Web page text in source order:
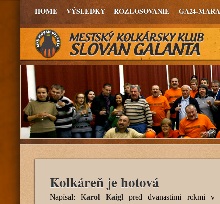
HOME VÝSLEDKY ROZLOSOVANIE GA24-
Kolkáreň je hotová
Napísal:Karol Kaigl pred dvanástimi rokmi v